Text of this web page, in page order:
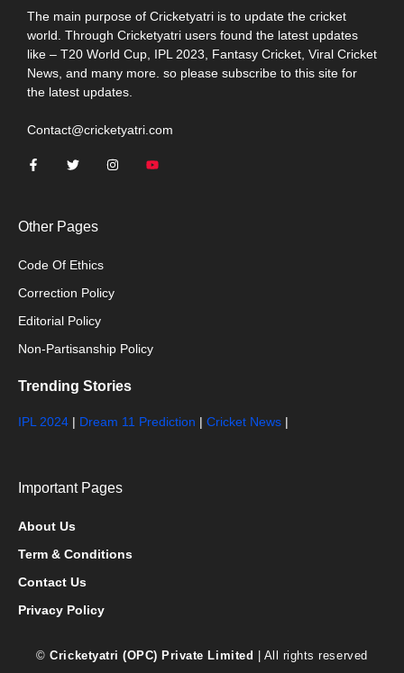
The main purpose of Cricketyatri is to update the cricket
world. Through Cricketyatri users found the latest updates
like – T20 World Cup, IPL 2023, Fantasy Cricket, Viral Cricket
News, and many more. so please subscribe to this site for
the latest updates.
Contact@cricketyatri.com
Other Pages
Code Of Ethics
Correction Policy
Editorial Policy
Non-Partisanship Policy
Trending Stories
IPL 2024 | Dream 11 Prediction | Cricket News |
Important Pages
About Us
Term & Conditions
Contact Us
Privacy Policy
©Cricketyatri (OPC) Private Limited | All rights reserved